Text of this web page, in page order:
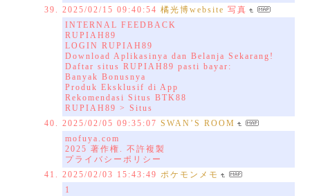
2025/02/15 09:40:54 橘光博website 写真
INTERNAL FEEDBACK
RUPIAH89
LOGIN RUPIAH89
Download Aplikasinya dan Belanja Sekarang!
Daftar situs RUPIAH89 pasti bayar:
Banyak Bonusnya
Produk Eksklusif di App
Rekomendasi Situs BTK88
RUPIAH89 > Situs
2025/02/05 09:35:07 SWAN’S ROOM
mofuya.com
2025 著作権. 不許複製
プライバシーポリシー
2025/02/03 15:43:49 ポケモンメモ
1